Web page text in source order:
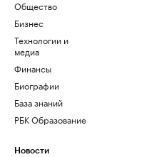
Общество
Бизнес
Технологии и
медиа
Финансы
Биографии
База знаний
РБК Образование
Новости